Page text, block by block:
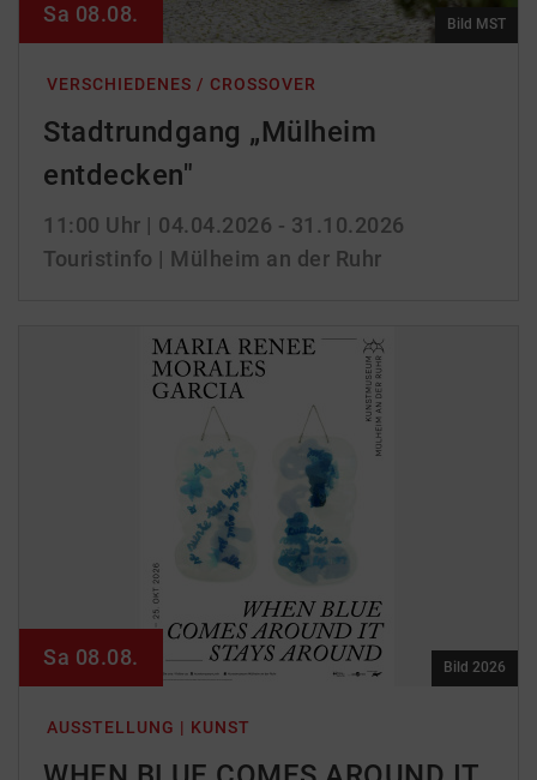
VERSCHIEDENES / CROSSOVER
Stadtrundgang „Mülheim
entdecken"
11:00 Uhr | 04.04.2026 - 31.10.2026
Touristinfo | Mülheim an der Ruhr
Sa 08.08. Bild MST
AUSSTELLUNG | KUNST
Sa 08.08. Bild 2026